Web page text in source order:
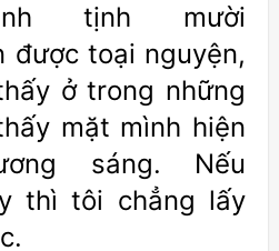
tịnh mười
được toại nguyện,
ở trong những
mặt mình hiện
sáng. Nếu
thì tôi chẳng lấy